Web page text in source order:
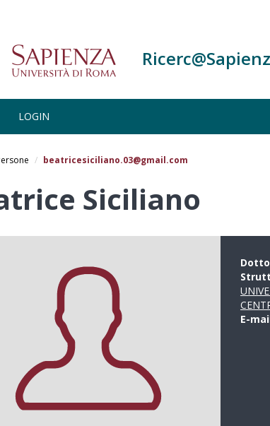
LOGIN
beatricesiciliano.03@gmail.com
Siciliano
E-